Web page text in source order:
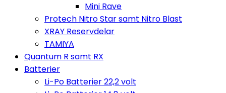
Mini Rave
Protech Nitro Star samt Nitro Blast
XRAY Reservdelar
TAMIYA
Quantum R samt RX
Batterier
Li-Po Batterier 22,2 volt